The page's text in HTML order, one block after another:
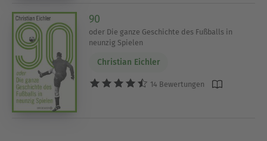
90
oder Die ganze Geschichte des Fußballs in
neunzig Spielen
Christian Eichler
14 Bewertungen